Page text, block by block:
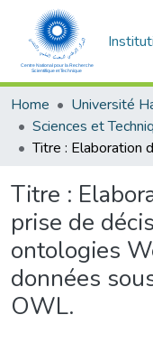
Home
Titre :
prise de
ontologies
données
OWL.